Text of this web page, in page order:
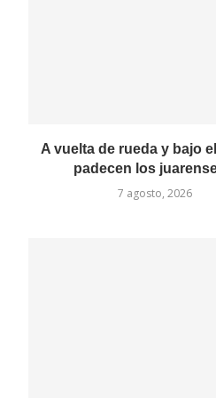
A vuelta de rueda y bajo
padecen los
7 agosto, 2026